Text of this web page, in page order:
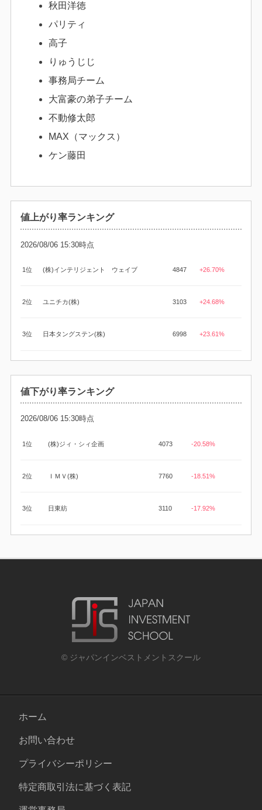
秋田洋徳
パリティ
高子
りゅうじじ
事務局チーム
大富豪の弟子チーム
不動修太郎
MAX（マックス）
ケン藤田
値上がり率ランキング
2026/08/06 15:30時点
1位 (株)インテリジェント ウェイブ 4847 +26.70%
2位 ユニチカ(株) 3103 +24.68%
3位 日本タングステン(株) 6998 +23.61%
値下がり率ランキング
2026/08/06 15:30時点
1位 (株)ジィ・シィ企画 4073 -20.58%
2位 ＩＭＶ(株) 7760 -18.51%
3位 日東紡 3110 -17.92%
© ジャパンインベストメントスクール
ホーム
お問い合わせ
プライバシーポリシー
特定商取引法に基づく表記